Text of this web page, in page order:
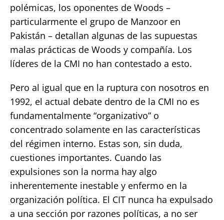
polémicas, los oponentes de Woods –
particularmente el grupo de Manzoor en
Pakistán – detallan algunas de las supuestas
malas prácticas de Woods y compañía. Los
líderes de la CMI no han contestado a esto.
Pero al igual que en la ruptura con nosotros en
1992, el actual debate dentro de la CMI no es
fundamentalmente “organizativo” o
concentrado solamente en las características
del régimen interno. Estas son, sin duda,
cuestiones importantes. Cuando las
expulsiones son la norma hay algo
inherentemente inestable y enfermo en la
organización política. El CIT nunca ha expulsado
a una sección por razones políticas, a no ser